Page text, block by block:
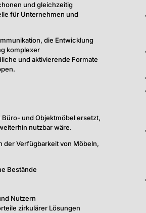
und gleichzeitig
für Unternehmen und
die Entwicklung
komplexer
und aktivierende Formate
und Objektmöbel ersetzt,
nutzbar wäre.
der Verfügbarkeit von Möbeln,
Bestände
Nutzern
zirkulärer Lösungen